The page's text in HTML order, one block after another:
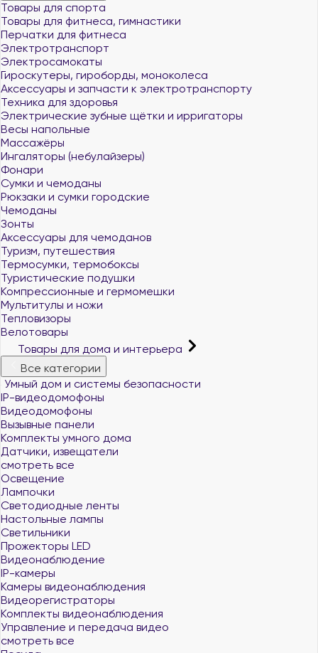
Товары для спорта
Товары для фитнеса, гимнастики
Перчатки для фитнеса
Электротранспорт
Электросамокаты
Гироскутеры, гироборды, моноколеса
Аксессуары и запчасти к электротранспорту
Техника для здоровья
Электрические зубные щётки и ирригаторы
Весы напольные
Массажёры
Ингаляторы (небулайзеры)
Фонари
Сумки и чемоданы
Рюкзаки и сумки городские
Чемоданы
Зонты
Аксессуары для чемоданов
Туризм, путешествия
Термосумки, термобоксы
Туристические подушки
Компрессионные и гермомешки
Мультитулы и ножи
Тепловизоры
Велотовары
Товары для дома и интерьера
Все категории
Умный дом и системы безопасности
IP-видеодомофоны
Видеодомофоны
Вызывные панели
Комплекты умного дома
Датчики, извещатели
смотреть все
Освещение
Лампочки
Светодиодные ленты
Настольные лампы
Светильники
Прожекторы LED
Видеонаблюдение
IP-камеры
Камеры видеонаблюдения
Видеорегистраторы
Комплекты видеонаблюдения
Управление и передача видео
смотреть все